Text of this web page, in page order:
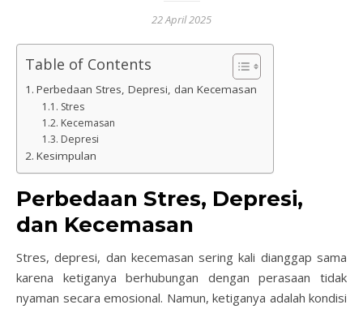
22 April 2025
Table of Contents
Perbedaan Stres, Depresi, dan Kecemasan
Stres
Kecemasan
Depresi
Kesimpulan
Perbedaan Stres, Depresi,
dan Kecemasan
Stres, depresi, dan kecemasan sering kali dianggap sama
karena ketiganya berhubungan dengan perasaan tidak
nyaman secara emosional. Namun, ketiganya adalah kondisi